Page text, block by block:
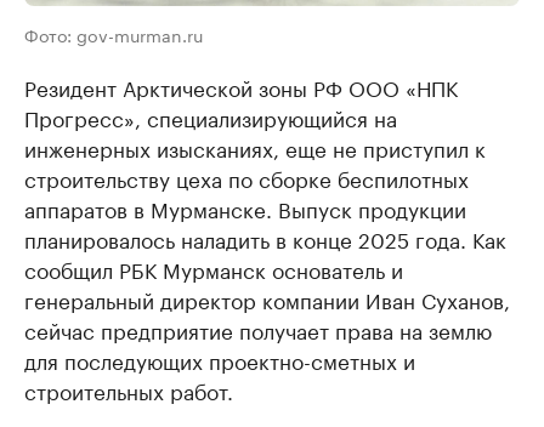
Фото: gov-murman.ru
Резидент Арктической зоны РФ ООО «НПК
Прогресс», специализирующийся на
инженерных изысканиях, еще не приступил к
строительству цеха по сборке беспилотных
аппаратов в Мурманске. Выпуск продукции
планировалось наладить в конце 2025 года. Как
сообщил РБК Мурманск основатель и
генеральный директор компании Иван Суханов,
сейчас предприятие получает права на землю
для последующих проектно-сметных и
строительных работ.